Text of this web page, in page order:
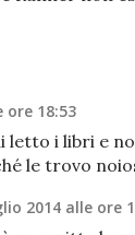
ore 18:53
letto i libri e
le trovo
2014 alle ore